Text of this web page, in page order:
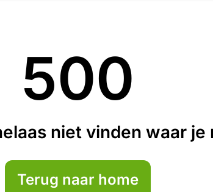
500
niet vinden waar je
Terug naar home